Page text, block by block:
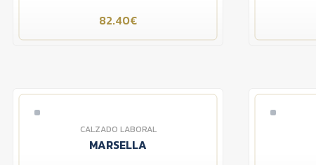
82.40€
CALZADO LABORAL
MARSELLA